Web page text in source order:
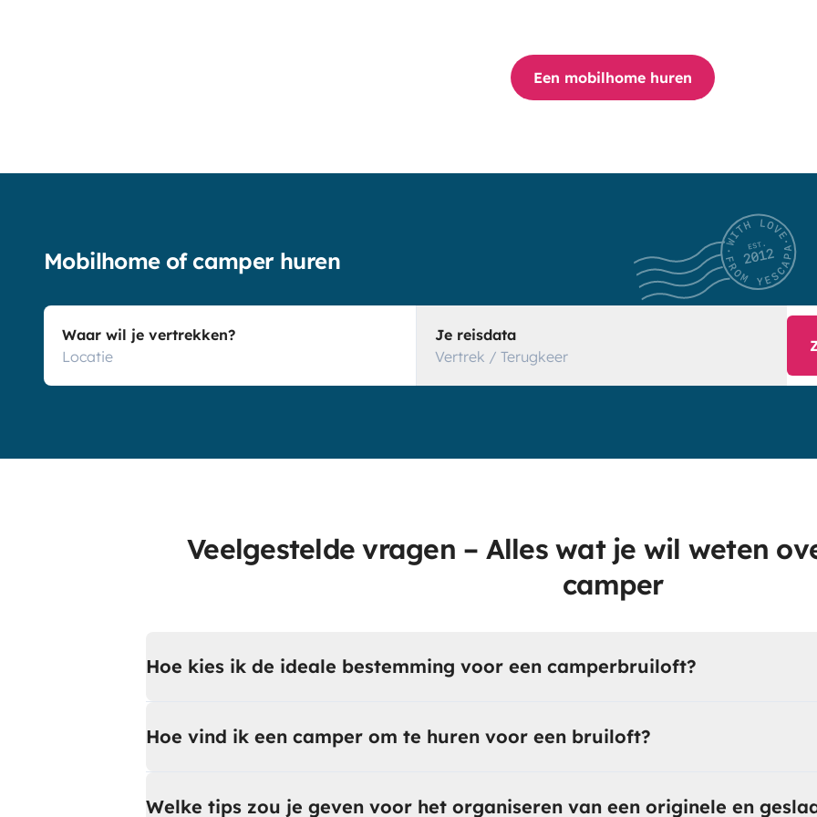
Een mobilhome huren
Mobilhome of camper huren
Waar wil je vertrekken?
Je reisdata
Vertrek / Terugkeer
Veelgestelde vragen – Alles wat je wil weten
camper
Hoe kies ik de ideale bestemming voor een camperbruiloft?
Hoe vind ik een camper om te huren voor een bruiloft?
Welke tips zou je geven voor het organiseren van een originele en